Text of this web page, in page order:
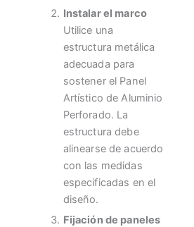
Instalar el marco
Utilice una
estructura metálica
adecuada para
sostener el Panel
Artístico de Aluminio
Perforado. La
estructura debe
alinearse de acuerdo
con las medidas
especificadas en el
diseño.
Fijación de paneles